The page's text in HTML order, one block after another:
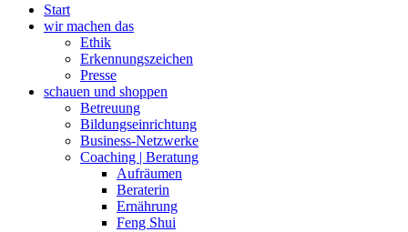
Start
wir machen das
Ethik
Erkennungszeichen
Presse
schauen und shoppen
Betreuung
Bildungseinrichtung
Business-Netzwerke
Coaching | Beratung
Aufräumen
Beraterin
Ernährung
Feng Shui